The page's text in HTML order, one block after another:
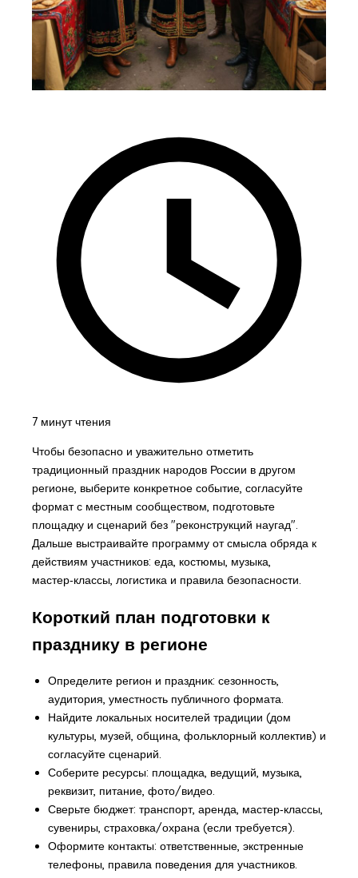
7 минут чтения
Чтобы безопасно и уважительно отметить
традиционный праздник народов России в другом
регионе, выберите конкретное событие, согласуйте
формат с местным сообществом, подготовьте
площадку и сценарий без "реконструкций наугад".
Дальше выстраивайте программу от смысла обряда к
действиям участников: еда, костюмы, музыка,
мастер‑классы, логистика и правила безопасности.
Короткий план подготовки к
празднику в регионе
Определите регион и праздник: сезонность,
аудитория, уместность публичного формата.
Найдите локальных носителей традиции (дом
культуры, музей, община, фольклорный коллектив) и
согласуйте сценарий.
Соберите ресурсы: площадка, ведущий, музыка,
реквизит, питание, фото/видео.
Сверьте бюджет: транспорт, аренда, мастер‑классы,
сувениры, страховка/охрана (если требуется).
Оформите контакты: ответственные, экстренные
телефоны, правила поведения для участников.